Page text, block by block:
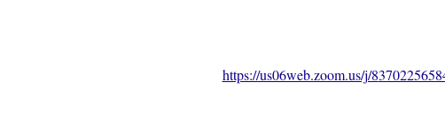
https://us06web.zoom.us/j/8